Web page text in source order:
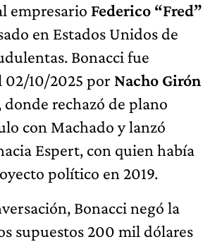
empresario Federico “Fred”
en Estados Unidos de
Bonacci fue
02/10/2025 por Nacho Girón
donde rechazó de plano
con Machado y lanzó
Espert, con quien había
político en 2019.
Bonacci negó la
supuestos 200 mil dólares